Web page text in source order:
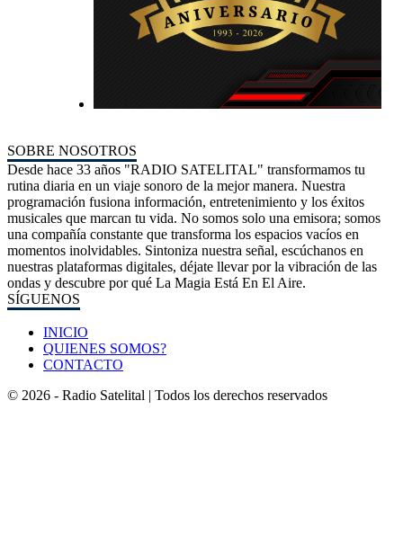
SOBRE NOSOTROS
Desde hace 33 años "RADIO SATELITAL" transformamos tu
rutina diaria en un viaje sonoro de la mejor manera. Nuestra
programación fusiona información, entretenimiento y los éxitos
musicales que marcan tu vida. No somos solo una emisora; somos
una compañía constante que transforma los espacios vacíos en
momentos inolvidables. Sintoniza nuestra señal, escúchanos en
nuestras plataformas digitales, déjate llevar por la vibración de las
ondas y descubre por qué La Magia Está En El Aire.
SÍGUENOS
INICIO
QUIENES SOMOS?
CONTACTO
© 2026 - Radio Satelital | Todos los derechos reservados